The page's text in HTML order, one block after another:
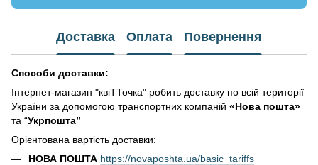
Доставка Оплата Повернення
Способи доставки:
Інтернет-магазин "квіТТочка" робить доставку по всій території
України за допомогою транспортних компаній «Нова пошта»
та “Укрпошта”
Орієнтована вартість доставки:
НОВА ПОШТА https://novaposhta.ua/basic_tariffs